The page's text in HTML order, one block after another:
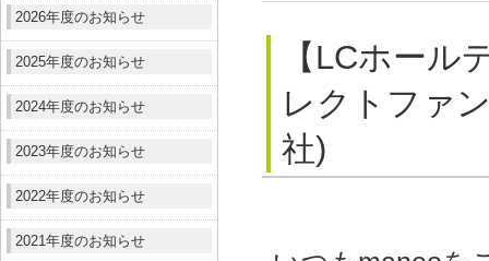
2026年度のお知らせ
2025年度のお知らせ
2024年度のお知らせ
2023年度のお知らせ
2022年度のお知らせ
2021年度のお知らせ
【LCホー
レクトファ
社)